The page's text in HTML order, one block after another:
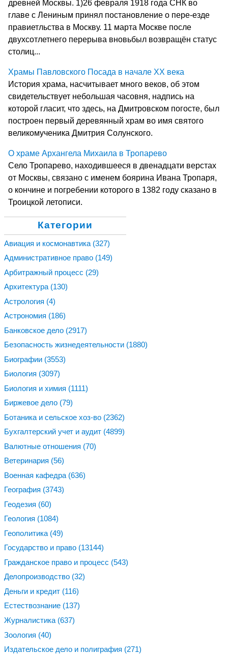
древней Москвы. 1)26 февраля 1918 года СНК во
главе с Лениным принял постановление о пере-езде
правиетльства в Москву. 11 марта Москве после
двухсотлетнего перерыва вновьбыл возвращён статус
столиц...
Храмы Павловского Посада в начале ХХ века
История храма, насчитывает много веков, об этом
свидетельствует небольшая часовня, надпись на
которой гласит, что здесь, на Дмитровском погосте, был
построен первый деревянный храм во имя святого
великомученика Дмитрия Солунского.
О храме Архангела Михаила в Тропарево
Село Тропарево, находившееся в двенадцати верстах
от Москвы, связано с именем боярина Ивана Тропаря,
о кончине и погребении которого в 1382 году сказано в
Троицкой летописи.
Категории
Авиация и космонавтика (327)
Административное право (149)
Арбитражный процесс (29)
Архитектура (130)
Астрология (4)
Астрономия (186)
Банковское дело (2917)
Безопасность жизнедеятельности (1880)
Биографии (3553)
Биология (3097)
Биология и химия (1111)
Биржевое дело (79)
Ботаника и сельское хоз-во (2362)
Бухгалтерский учет и аудит (4899)
Валютные отношения (70)
Ветеринария (56)
Военная кафедра (636)
География (3743)
Геодезия (60)
Геология (1084)
Геополитика (49)
Государство и право (13144)
Гражданское право и процесс (543)
Делопроизводство (32)
Деньги и кредит (116)
Естествознание (137)
Журналистика (637)
Зоология (40)
Издательское дело и полиграфия (271)